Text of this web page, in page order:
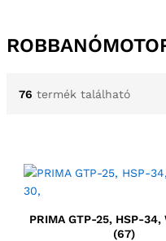
76 termék található
PRIMA GTP-25, HSP-
(67)